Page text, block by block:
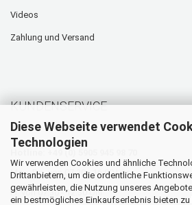
Diese Webseite verwendet
Technologien
Wir verwenden Cookies und ähnliche
Drittanbietern, um die ordentliche
gewährleisten, die Nutzung unseres
ein bestmögliches Einkaufserlebnis bieten zu
Videos
Zahlung und Versand
KUNDENSERVICE
Hotline: +49 (0) 5905 945 98 70
Mo. - Do. von 07:30 - 16:00 Uhr
Fr. von 07:30 - 12:30 Uhr